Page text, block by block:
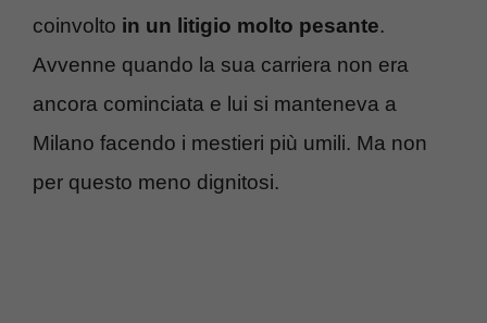
coinvolto in un litigio molto pesante.
Avvenne quando la sua carriera non era
ancora cominciata e lui si manteneva a
Milano facendo i mestieri più umili. Ma non
per questo meno dignitosi.